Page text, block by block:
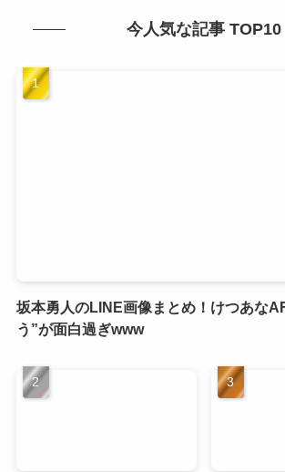
今人気な記事 TOP10
坂本勇人のLINE画像まとめ！けつあな
う”が面白過ぎwww